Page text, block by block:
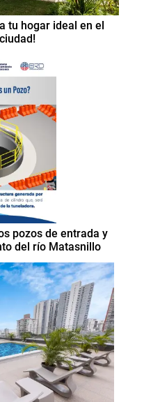
tu hogar ideal en el
pozos de entrada y
del río Matasnillo